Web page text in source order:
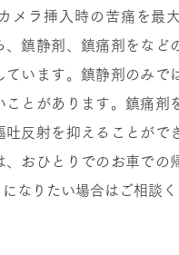
メラ挿入時の苦痛を最
、鎮静剤、鎮痛剤をなど
ています。鎮静剤のみで
とがあります。鎮痛剤
吐反射を抑えることがで
、おひとりでのお車での
なりたい場合はご相談く